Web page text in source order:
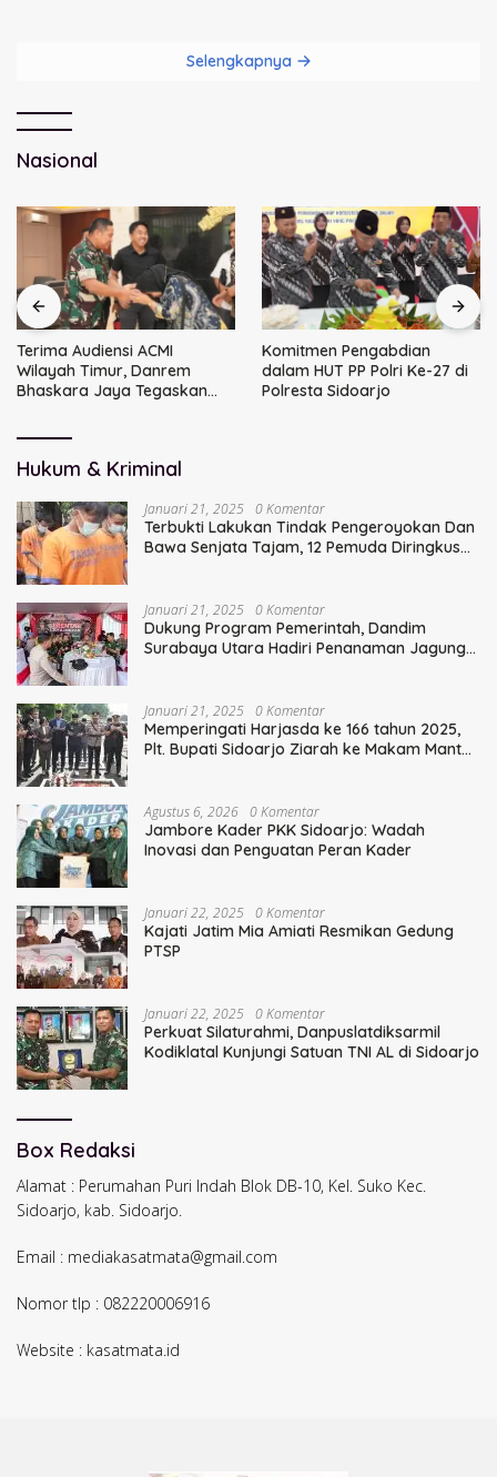
Selengkapnya
Nasional
Terima Audiensi ACMI
Wilayah Timur, Danrem
Bhaskara Jaya Tegaskan
Komitmen Pengabdian
dalam HUT PP Polri Ke-27 di
Polresta Sidoarjo
Hukum & Kriminal
Januari 21, 2025 0 Komentar
Terbukti Lakukan Tindak Pengeroyokan Dan
Bawa Senjata Tajam, 12 Pemuda Diringkus
Januari 21, 2025 0 Komentar
Dukung Program Pemerintah, Dandim
Surabaya Utara Hadiri Penanaman Jagung
Januari 21, 2025 0 Komentar
Memperingati Harjasda ke 166 tahun 2025,
Plt. Bupati Sidoarjo Ziarah ke Makam Mantan
Agustus 6, 2026 0 Komentar
Jambore Kader PKK Sidoarjo: Wadah
Inovasi dan Penguatan Peran Kader
Januari 22, 2025 0 Komentar
Kajati Jatim Mia Amiati Resmikan Gedung
PTSP
Januari 22, 2025 0 Komentar
Perkuat Silaturahmi, Danpuslatdiksarmil
Kodiklatal Kunjungi Satuan TNI AL di Sidoarjo
Box Redaksi
Alamat : Perumahan Puri Indah Blok DB-10, Kel. Suko Kec.
Sidoarjo, kab. Sidoarjo.
Email : mediakasatmata@gmail.com
Nomor tlp : 082220006916
Website : kasatmata.id